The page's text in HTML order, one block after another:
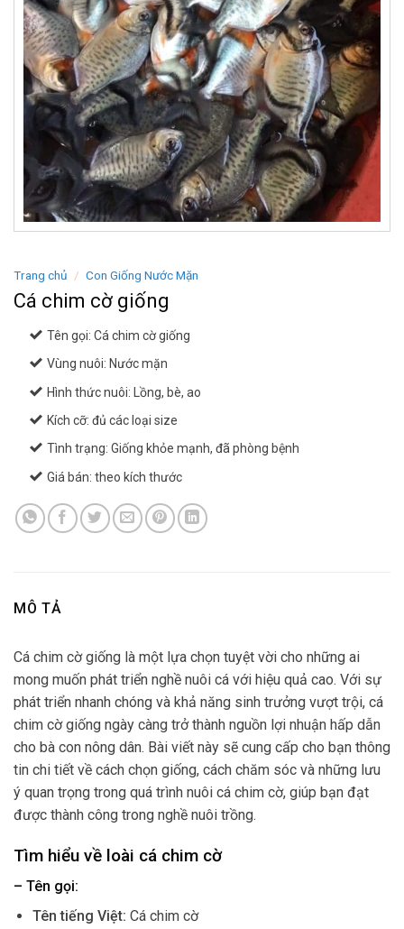
Trang chủ / Con Giống Nước Mặn
Cá chim cờ giống
Tên gọi: Cá chim cờ giống
Vùng nuôi: Nước mặn
Hình thức nuôi: Lồng, bè, ao
Kích cỡ: đủ các loại size
Tình trạng: Giống khỏe mạnh, đã phòng bệnh
Giá bán: theo kích thước
MÔ TẢ
Cá chim cờ giống là một lựa chọn tuyệt vời cho những ai
mong muốn phát triển nghề nuôi cá với hiệu quả cao. Với sự
phát triển nhanh chóng và khả năng sinh trưởng vượt trội, cá
chim cờ giống ngày càng trở thành nguồn lợi nhuận hấp dẫn
cho bà con nông dân. Bài viết này sẽ cung cấp cho bạn thông
tin chi tiết về cách chọn giống, cách chăm sóc và những lưu
ý quan trọng trong quá trình nuôi cá chim cờ, giúp bạn đạt
được thành công trong nghề nuôi trồng.
Tìm hiểu về loài cá chim cờ
– Tên gọi:
Tên tiếng Việt: Cá chim cờ